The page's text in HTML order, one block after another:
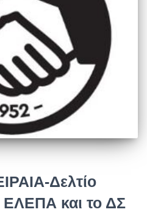
Δελτίο
και το ΔΣ